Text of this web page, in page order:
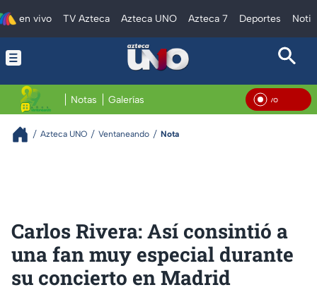
en vivo TV Azteca Azteca UNO Azteca 7 Deportes
Notas Galerías En
Azteca UNO Ventaneando Nota
Carlos Rivera: Así consintió a
una fan muy especial durante
su concierto en Madrid